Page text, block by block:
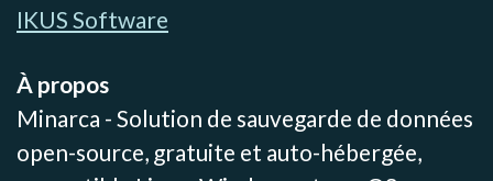
IKUS Software
À propos
Minarca - Solution de sauvegarde de données
open-source, gratuite et auto-hébergée,